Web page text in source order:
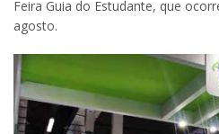
Feira Guia do Estudante, que
agosto.